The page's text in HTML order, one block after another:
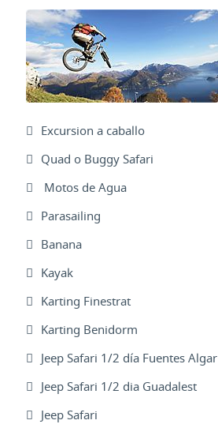
Excursion a caballo
Quad o Buggy Safari
Motos de Agua
Parasailing
Banana
Kayak
Karting Finestrat
Karting Benidorm
Jeep Safari 1/2 día Fuentes Algar
Jeep Safari 1/2 dia Guadalest
Jeep Safari